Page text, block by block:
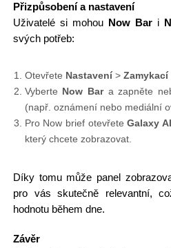
Přizpůsobení a nastavení
Uživatelé si mohou Now Bar i
svých potřeb:
Otevřete Nastavení> Zamykací
Vyberte Now Bara zapněte
(např. oznámení nebo mediální
Pro Now brief otevřeteGalaxy AI
který chcete zobrazovat.
Díky tomu může panel
pro vás skutečně relevantní,
hodnotu během dne.
Závěr